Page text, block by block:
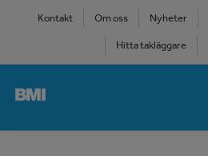
content
Kontakt Om oss Nyheter
Hitta takläggare
navigation